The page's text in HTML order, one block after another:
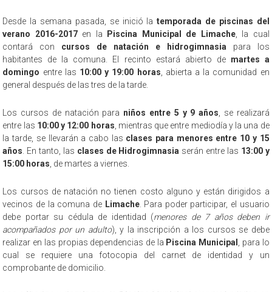
Desde la semana pasada, se inició latemporada de piscinas del
verano 2016-2017en la Piscina Municipal de Limache, la cual
contará con cursos de natación e hidrogimnasia para los
habitantes de la comuna. El recinto estará abierto de martes a
domingo entre las 10:00 y 19:00 horas , abierta a la comunidad en
general después de las tres de la tarde.
Los cursos de natación para niños entre 5 y 9 años , se realizará
entre las 10:00 y 12:00 horas , mientras que entre mediodía y la una de
la tarde, se llevarán a cabo las clases para menores entre 10 y 15
años . En tanto, las clases de Hidrogimnasia serán entre las 13:00 y
15:00 horas , de martes a viernes.
Los cursos de natación no tienen costo alguno y están dirigidos a
vecinos de la comuna de Limache. Para poder participar, el usuario
debe portar su cédula de identidad (menores de 7 años deben ir
acompañados por un adulto), y la inscripción a los cursos se debe
realizar en las propias dependencias de la Piscina Municipal
, para lo
cual se requiere una fotocopia del carnet de identidad y un
comprobante de domicilio.